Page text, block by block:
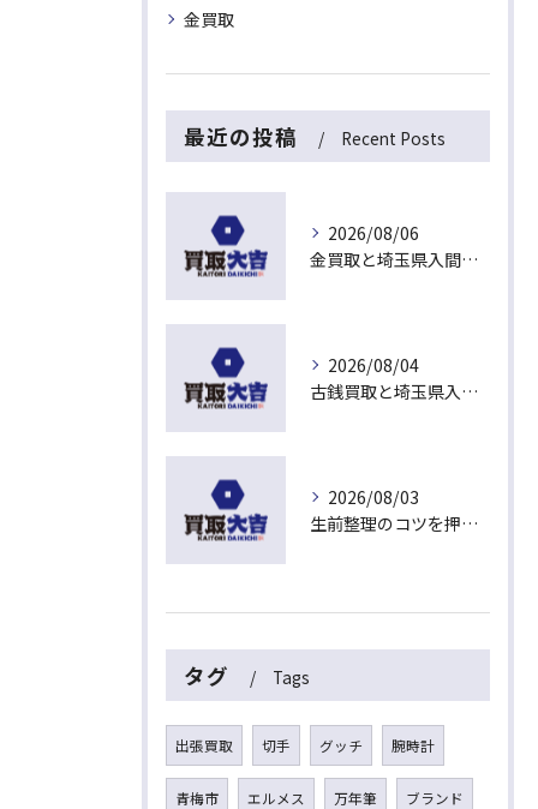
金買取
最近の投稿 Recent Posts
2026/08/06
金買取と埼玉県入間市下藤沢で無料査定を活用した今売るべきか判断する最新ガイド
2026/08/04
古銭買取と埼玉県入間市東藤沢でおすすめの査定比較と相場チェックポイント
2026/08/03
生前整理のコツを押さえて埼玉県入間市上藤沢で安心して進める方法
タグ Tags
出張買取 切手 グッチ 腕時計
青梅市 エルメス 万年筆 ブランド